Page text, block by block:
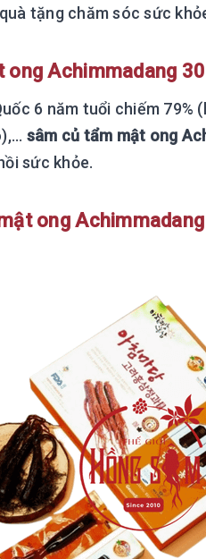
tặng chăm sóc sức
ong Achimmadang
6 năm tuổi chiếm 79%
sâm củ tẩm mật ong
sức khỏe.
ong